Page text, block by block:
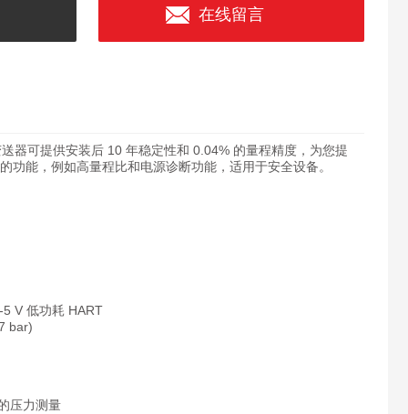
在线留言
器可提供安装后 10 年稳定性和 0.04% 的量程精度，为您提
能，例如高量程比和电源诊断功能，适用于安全设备。
V 低功耗 HART
bar)
压力测量